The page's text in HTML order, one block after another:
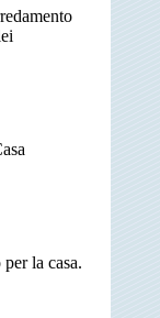
la casa.